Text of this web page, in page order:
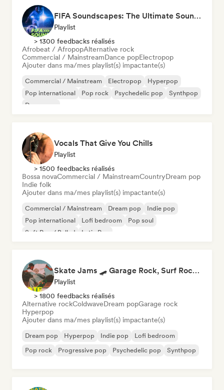
FIFA Soundscapes: The Ultimate Soundtrack ⚽️ Festival Indie, Electropop & Dance Anthems
Playlist
> 1300 feedbacks réalisés
Afrobeat / AfropopAlternative rock
Commercial / MainstreamDance popElectropop
Ajouter dans ma/mes playlist(s) impactante(s)
Commercial / Mainstream Electropop
Hyperpop
Pop international
Pop rock Psychedelic pop
Synthpop
Dance pop
Vocals That Give You Chills
Playlist
> 1500 feedbacks réalisés
Bossa novaCommercial / MainstreamCountryDream pop
Indie folk
Ajouter dans ma/mes playlist(s) impactante(s)
Commercial / Mainstream Dream pop
Indie pop
Pop international
Lofi bedroom
Pop soul
Soft Pop / Ballad
Latin Pop
Skate Jams 🛹 Garage Rock, Surf Rock & Neo-Psych
Playlist
> 1800 feedbacks réalisés
Alternative rockColdwaveDream popGarage rock
Hyperpop
Ajouter dans ma/mes playlist(s) impactante(s)
Dream pop Hyperpop Indie pop
Lofi bedroom
Pop rock
Progressive pop Psychedelic pop Synthpop